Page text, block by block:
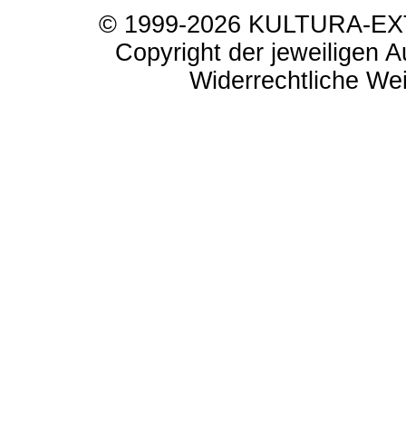
© 1999-2026 KULTURA-
Copyright der jeweiligen
Widerrechtliche